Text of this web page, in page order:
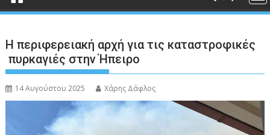
Η περιφερειακή αρχή για τις καταστροφικές
πυρκαγιές στην Ήπειρο
14 Αυγούστου 2025 Χάρης Δάφλος